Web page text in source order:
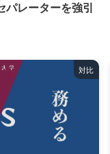
レーターを強引
対比